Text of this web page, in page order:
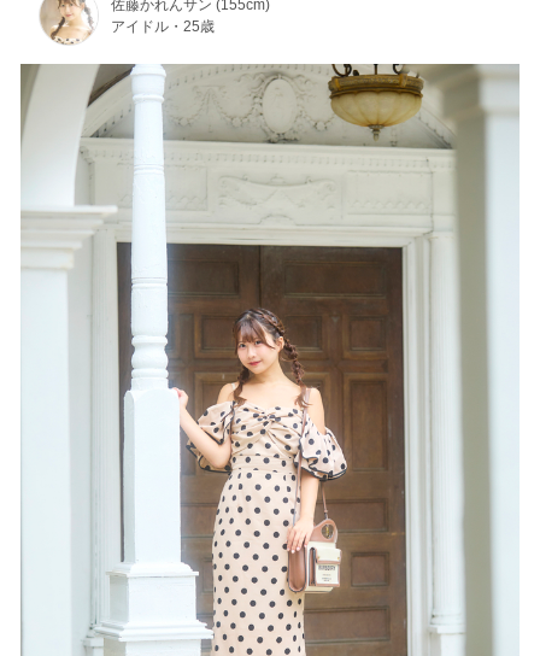
佐藤かれんサン (155cm)
アイドル・25歳